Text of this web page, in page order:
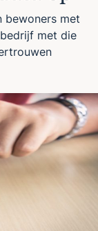
bewoners met
met die